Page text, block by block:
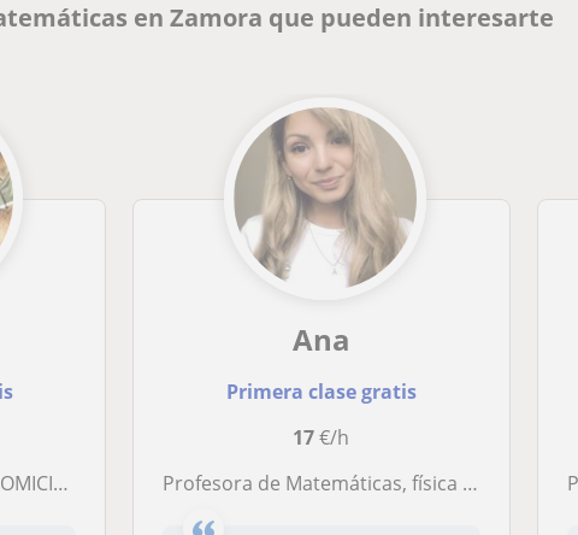
en Zamora que pueden interesarte
TODOS LOS NIVELES
Ana
Primera clase gratis
17€/h
Profesora de Matemáticas, física y química. Apoyo, refuerzo, aprobar materias